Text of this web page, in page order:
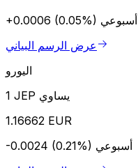
+0.0006 (0.05%) أسبوعي
عرض الرسم البياني
اليورو
1 JEP يساوي
1.16662 EUR
-0.0024 (0.21%) أسبوعي